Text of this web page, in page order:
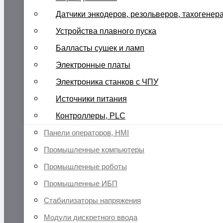
Датчики энкодеров, резольверов,
Устройства плавного пуска
Балласты сушек и ламп
Электронные платы
Электроника станков с ЧПУ
Источники питания
Контроллеры, PLC
Панели операторов, HMI
Промышленные компьютеры
Промышленные роботы
Промышленные ИБП
Стабилизаторы напряжения
Модули дискретного ввода